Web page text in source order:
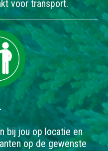
voor transport.
bij jou op locatie en
op de gewenste